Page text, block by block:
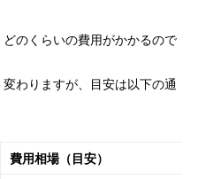
のくらいの費用がかかるので
わりますが、目安は以下の通
費用相場（目安）